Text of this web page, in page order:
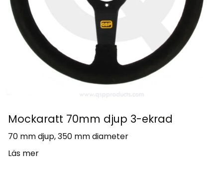
Mockaratt 70mm djup 3-ekrad
70 mm djup, 350 mm diameter
Läs mer